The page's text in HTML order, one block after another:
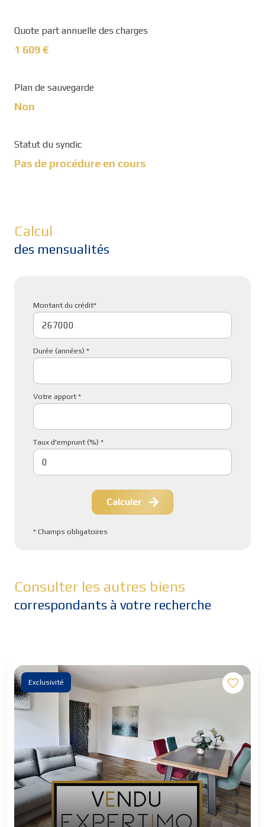
Quote part annuelle des charges
1 609 €
Plan de sauvegarde
Non
Statut du syndic
Pas de procédure en cours
Calcul
des mensualités
Montant du crédit*
Durée (années) *
Votre apport *
Taux d'emprunt (%) *
Calculer
* Champs obligatoires
Consulter les autres biens
correspondants à votre recherche
Exclusivité